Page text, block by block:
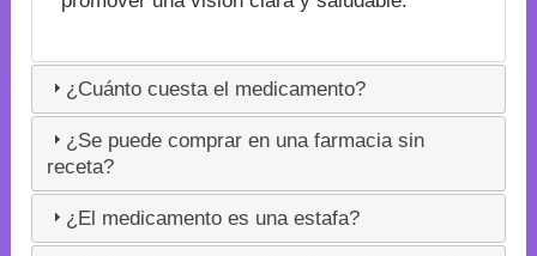
¿Cuánto cuesta el medicamento?
¿Se puede comprar en una farmacia sin
receta?
¿El medicamento es una estafa?